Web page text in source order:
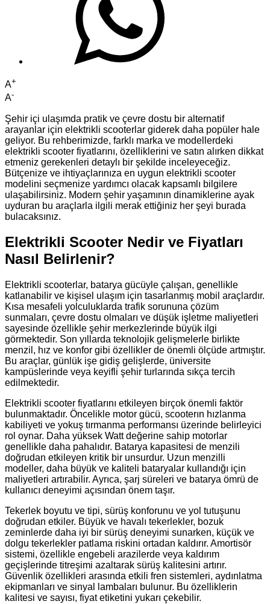
A+
A-
Şehir içi ulaşımda pratik ve çevre dostu bir alternatif
arayanlar için elektrikli scooterlar giderek daha popüler hale
geliyor. Bu rehberimizde, farklı marka ve modellerdeki
elektrikli scooter fiyatlarını, özelliklerini ve satın alırken dikkat
etmeniz gerekenleri detaylı bir şekilde inceleyeceğiz.
Bütçenize ve ihtiyaçlarınıza en uygun elektrikli scooter
modelini seçmenize yardımcı olacak kapsamlı bilgilere
ulaşabilirsiniz. Modern şehir yaşamının dinamiklerine ayak
uyduran bu araçlarla ilgili merak ettiğiniz her şeyi burada
bulacaksınız.
Elektrikli Scooter Nedir ve Fiyatları
Nasıl Belirlenir?
Elektrikli scooterlar, batarya gücüyle çalışan, genellikle
katlanabilir ve kişisel ulaşım için tasarlanmış mobil araçlardır.
Kısa mesafeli yolculuklarda trafik sorununa çözüm
sunmaları, çevre dostu olmaları ve düşük işletme maliyetleri
sayesinde özellikle şehir merkezlerinde büyük ilgi
görmektedir. Son yıllarda teknolojik gelişmelerle birlikte
menzil, hız ve konfor gibi özellikler de önemli ölçüde artmıştır.
Bu araçlar, günlük işe gidiş gelişlerde, üniversite
kampüslerinde veya keyifli şehir turlarında sıkça tercih
edilmektedir.
Elektrikli scooter fiyatlarını etkileyen birçok önemli faktör
bulunmaktadır. Öncelikle motor gücü, scooterın hızlanma
kabiliyeti ve yokuş tırmanma performansı üzerinde belirleyici
rol oynar. Daha yüksek Watt değerine sahip motorlar
genellikle daha pahalıdır. Batarya kapasitesi de menzili
doğrudan etkileyen kritik bir unsurdur. Uzun menzilli
modeller, daha büyük ve kaliteli bataryalar kullandığı için
maliyetleri artırabilir. Ayrıca, şarj süreleri ve batarya ömrü de
kullanıcı deneyimi açısından önem taşır.
Tekerlek boyutu ve tipi, sürüş konforunu ve yol tutuşunu
doğrudan etkiler. Büyük ve havalı tekerlekler, bozuk
zeminlerde daha iyi bir sürüş deneyimi sunarken, küçük ve
dolgu tekerlekler patlama riskini ortadan kaldırır. Amortisör
sistemi, özellikle engebeli arazilerde veya kaldırım
geçişlerinde titreşimi azaltarak sürüş kalitesini artırır.
Güvenlik özellikleri arasında etkili fren sistemleri, aydınlatma
ekipmanları ve sinyal lambaları bulunur. Bu özelliklerin
kalitesi ve sayısı, fiyat etiketini yukarı çekebilir.